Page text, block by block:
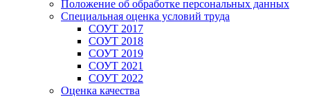
Положение об обработке персональных данных
Специальная оценка условий труда
СОУТ 2017
СОУТ 2018
СОУТ 2019
СОУТ 2021
СОУТ 2022
Оценка качества